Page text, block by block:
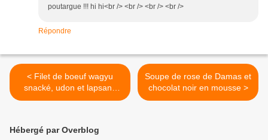
poutargue !!! hi hi<br /> <br /> <br /> <br />
Répondre
< Filet de boeuf wagyu
snacké, udon et lapsang
souchong
Soupe de rose de Damas et
chocolat noir en mousse >
Hébergé par Overblog